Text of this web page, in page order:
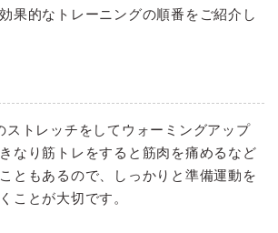
果的なトレーニングの順番をご紹介し
ストレッチをしてウォーミングアップ
なり筋トレをすると筋肉を痛めるなど
ともあるので、しっかりと準備運動を
ことが大切です。